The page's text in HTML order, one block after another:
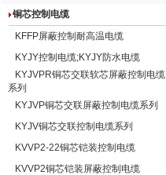
铜芯控制电缆
KFFP屏蔽控制耐高温电缆
KYJY控制电缆;KYJY防水电缆
KYJVPR铜芯交联软芯屏蔽控制电缆
系列
KYJVP铜芯交联屏蔽控制电缆系列
KYJV铜芯交联控制电缆系列
KVVP2-22铜芯铠装控制电缆
KVVP2铜芯铠装屏蔽控制电缆